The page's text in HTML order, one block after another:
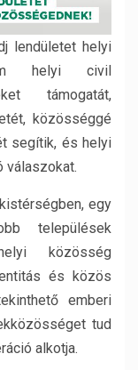
lendületet helyi
helyi civil
támogatát,
közösséggé
segítik, és helyi
válaszokat.
egy
települések
közösség
és közös
emberi
tud
alkotja.